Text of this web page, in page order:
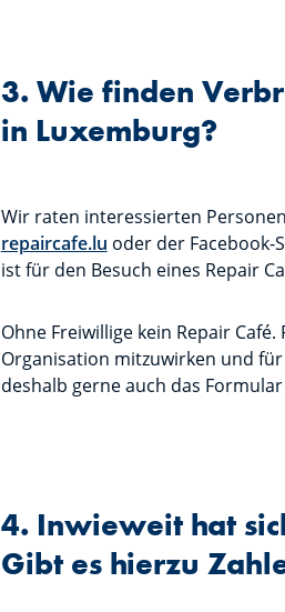
3. Wie finden
in Luxemburg?
Wir raten interessierten
repaircafe.lu oder der Facebook-
ist für den Besuch eines Repair
Ohne Freiwillige kein Repair
Organisation mitzuwirken und
deshalb gerne auch das
4. Inwieweit hat
Gibt es hierzu